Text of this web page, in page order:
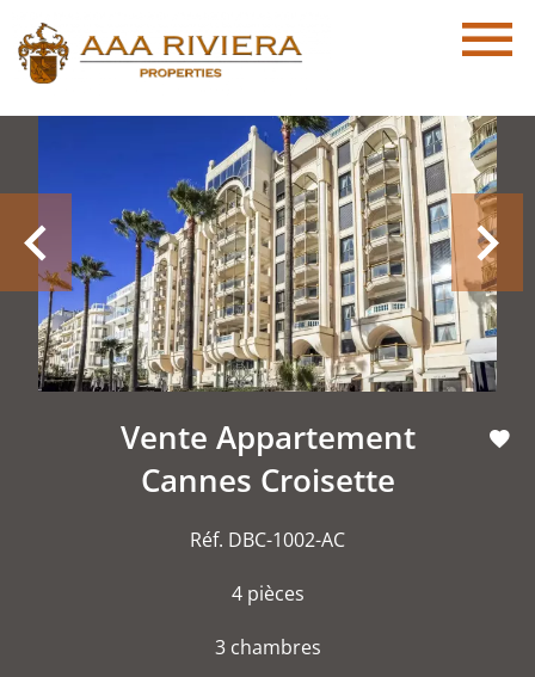
Vente Appartement
Cannes Croisette
Réf. DBC-1002-AC
4 pièces
3 chambres